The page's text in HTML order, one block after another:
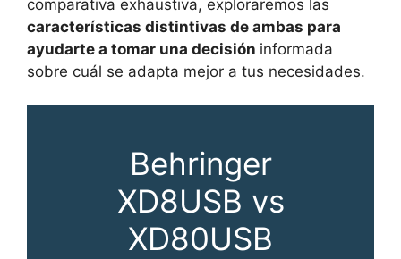
comparativa exhaustiva, exploraremos las
características distintivas de ambas para
ayudarte a tomar una decisión informada
sobre cuál se adapta mejor a tus necesidades.
Behringer
XD8USB vs
XD80USB